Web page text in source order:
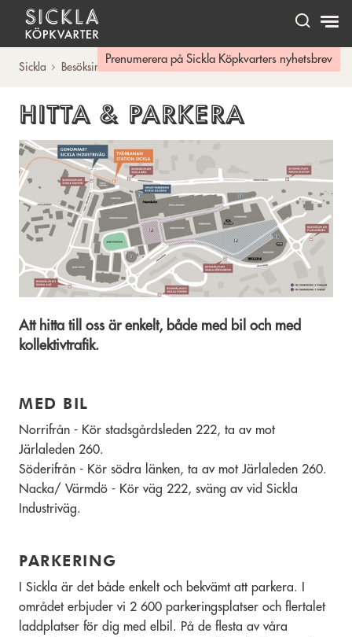
Hem
Prenumerera på Sickla Köpkvarters nyhetsbrev
Sickla Besöksinfo Hitta & Parkera
HITTA & PARKERA
Att hitta till oss är enkelt, både med bil och med
kollektivtrafik.
MED BIL
Norrifrån - Kör stadsgårdsleden 222, ta av mot
Järlaleden 260.
Söderifrån - Kör södra länken, ta av mot Järlaleden 260.
Nacka/ Värmdö - Kör väg 222, sväng av vid Sickla
Industriväg.
PARKERING
I Sickla är det både enkelt och bekvämt att parkera. I
området erbjuder vi 2 600 parkeringsplatser och flertalet
laddplatser för dig med elbil. På de flesta av våra